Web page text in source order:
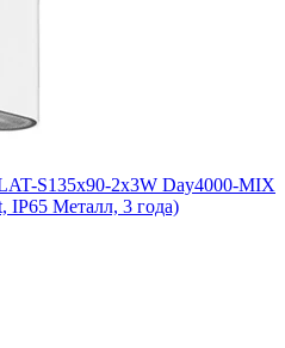
S135x90-2x3W Day4000-MIX
IP65 Металл, 3 года)